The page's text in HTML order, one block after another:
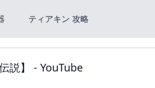
ティアキン 攻略
説】 - YouTube